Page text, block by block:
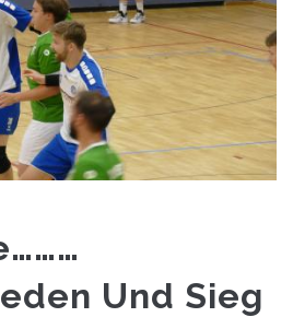
Und Sieg